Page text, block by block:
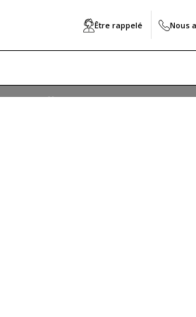
Être rappelé Nous
en effet le bail réel solidaire,